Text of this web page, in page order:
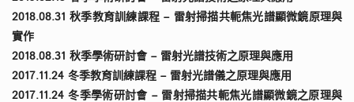
2018.08.31 秋季教育訓練課程 – 雷射掃描共軛焦光譜顯微鏡原理與
實作
2018.08.31 秋季學術研討會 – 雷射光譜技術之原理與應用
2017.11.24 冬季教育訓練課程 – 雷射光譜儀之原理與應用
2017.11.24 冬季學術研討會 – 雷射掃描共軛焦光譜顯微鏡之原理與